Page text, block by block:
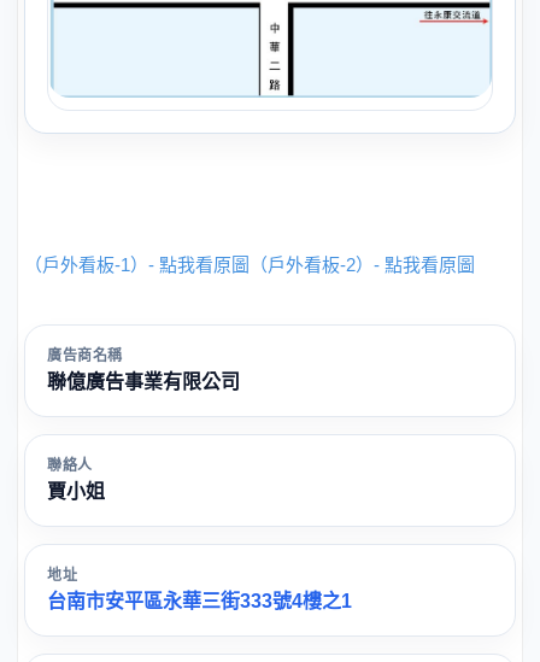
（戶外看板-1）- 點我看原圖 （戶外看板-2）- 點我看原圖
廣告商名稱
聯億廣告事業有限公司
聯絡人
賈小姐
地址
台南市安平區永華三街333號4樓之1